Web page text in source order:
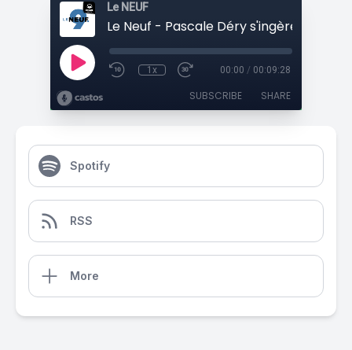
Le NEUF
1x 00:00 / 00:09:28
SUBSCRIBE SHARE
Spotify
RSS
More